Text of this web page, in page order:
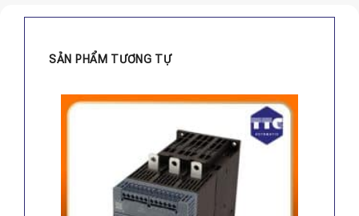
SẢN PHẨM TƯƠNG TỰ